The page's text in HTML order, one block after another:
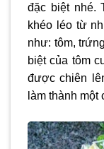
đặc biệt nhé.
khéo léo từ
như: tôm,
biệt của tôm
được chiên
làm thành một